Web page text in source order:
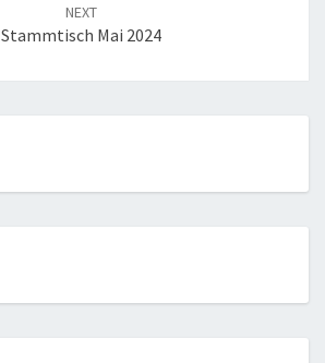
NEXT
Stammtisch Mai 2024